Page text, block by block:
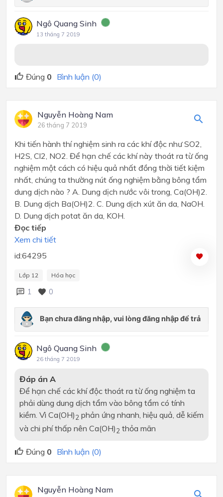
Ngô Quang Sinh
13 tháng 7 2019
Đúng 0 Bình luận (0)
Nguyễn Hoàng Nam
26 tháng 7 2019
Khi tiến hành thí nghiệm sinh ra các khí độc như SO2,
H2S, Cl2, NO2. Để hạn chế các khí này thoát ra từ ống
nghiệm một cách có hiệu quả nhất đồng thời tiết kiệm
nhất, chúng ta thường nút ống nghiệm bằng bông tẩm
dung dịch nào ? A. Dung dịch nước vôi trong, Ca(OH)2.
B. Dung dịch Ba(OH)2. C. Dung dịch xút ăn da, NaOH.
D. Dung dịch potat ăn da, KOH.
Đọc tiếp
Xem chi tiết
id:64295
Lớp 12 Hóa học
1 0
Ngô Quang Sinh
26 tháng 7 2019
Đáp án A
Để hạn chế các khí độc thoát ra từ ống nghiệm ta
phải dùng dung dịch tẩm vào bông tẩm có tính
kiềm. Vì Ca(OH)2 phản ứng nhanh, hiệu quả, dễ kiếm
và chi phí thấp nên Ca(OH)2 thỏa mãn
Đúng 0 Bình luận (0)
Nguyễn Hoàng Nam